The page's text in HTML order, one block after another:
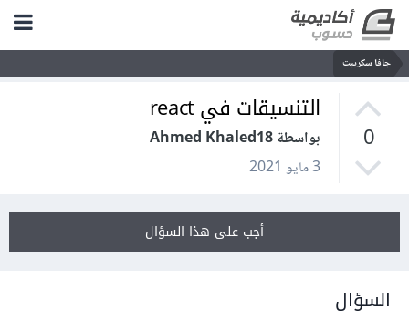
جافا سكريبت
0
التنسيقات في react
بواسطة Ahmed Khaled18
3 مايو 2021
أجب على هذا السؤال
السؤال